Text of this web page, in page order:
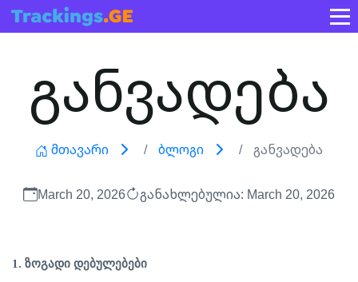
განვადება
Მთავარი Ბლოგი Განვადება
March 20, 2026 განახლებულია: March 20, 2026
1. ზოგადი დებულებები